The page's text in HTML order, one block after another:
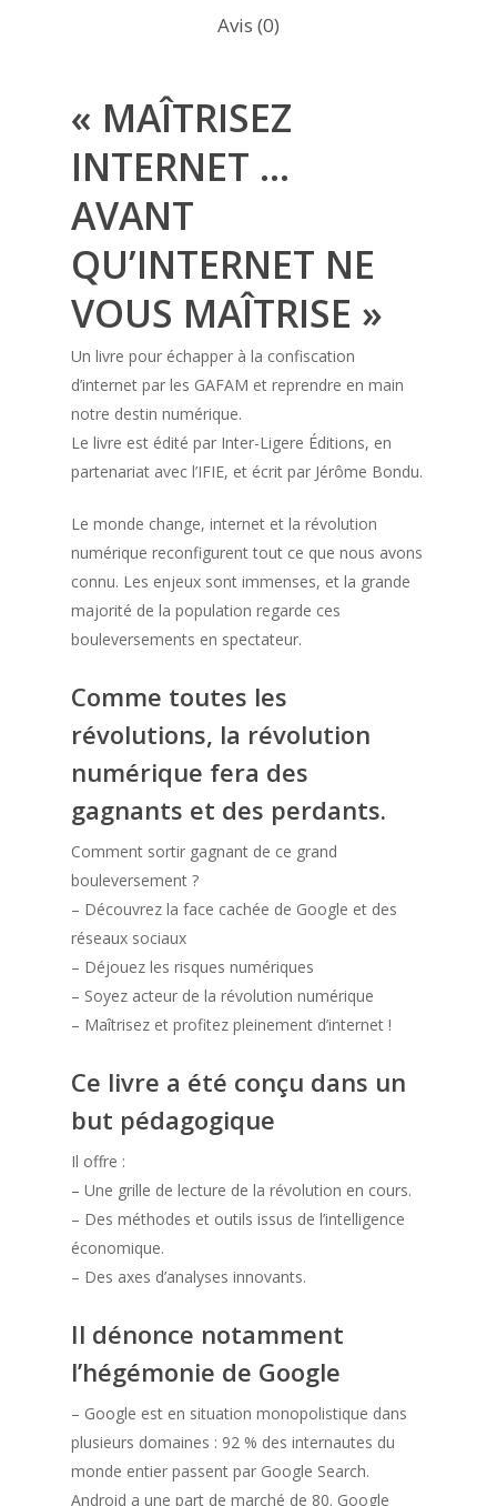
Avis (0)
« MAÎTRISEZ
INTERNET …
AVANT
QU’INTERNET NE
VOUS MAÎTRISE »
Un livre pour échapper à la confiscation
d’internet par les GAFAM et reprendre en main
notre destin numérique.
Le livre est édité par Inter-Ligere Éditions, en
partenariat avec l’IFIE, et écrit par Jérôme Bondu.
Le monde change, internet et la révolution
numérique reconfigurent tout ce que nous avons
connu. Les enjeux sont immenses, et la grande
majorité de la population regarde ces
bouleversements en spectateur.
Comme toutes les
révolutions, la révolution
numérique fera des
gagnants et des perdants.
Comment sortir gagnant de ce grand
bouleversement ?
– Découvrez la face cachée de Google et des
réseaux sociaux
– Déjouez les risques numériques
– Soyez acteur de la révolution numérique
– Maîtrisez et profitez pleinement d’internet !
Ce livre a été conçu dans un
but pédagogique
Il offre :
– Une grille de lecture de la révolution en cours.
– Des méthodes et outils issus de l’intelligence
économique.
– Des axes d’analyses innovants.
Il dénonce notamment
l’hégémonie de Google
– Google est en situation monopolistique dans
plusieurs domaines : 92 % des internautes du
monde entier passent par Google Search.
Android a une part de marché de 80. Google